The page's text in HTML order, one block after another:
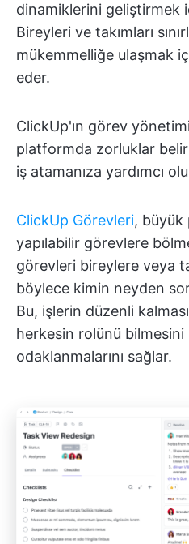
dinamiklerini geliştirmek
Bireyleri ve takımları
mükemmelliğe ulaşmak
eder.
ClickUp'ın görev
platformda zorluklar
iş atamanıza yardımcı
ClickUp Görevleri, büyük
yapılabilir görevlere
görevleri bireylere veya
böylece kimin neyden
Bu, işlerin düzenli
herkesin rolünü
odaklanmalarını sağlar.